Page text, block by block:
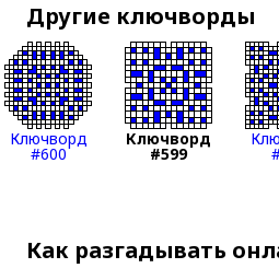
Другие ключворды
Ключворд
#600
Ключворд
#599
Как разгадывать